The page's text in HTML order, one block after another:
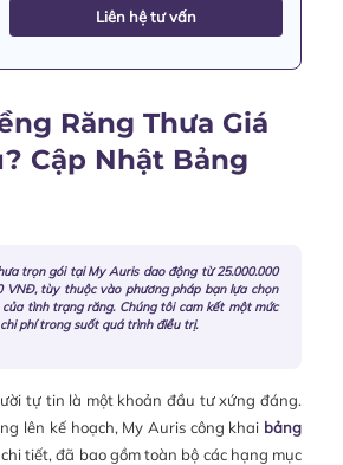
Liên hệ tư vấn
Răng Thưa Giá
Cập Nhật Bảng
trọn gói tại My Auris dao động từ 25.000.000
VNĐ, tùy thuộc vào phương pháp bạn lựa chọn
tình trạng răng. Chúng tôi cam kết một mức
phí trong suốt quá trình điều trị.
tự tin là một khoản đầu tư xứng đáng.
lên kế hoạch, My Auris công khai bảng
tiết, đã bao gồm toàn bộ các hạng mục